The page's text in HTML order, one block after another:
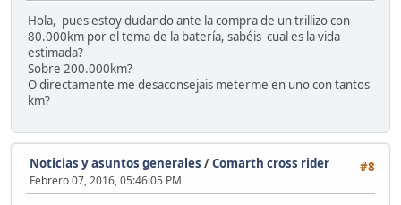
Hola, pues estoy dudando ante la compra de un trillizo con
80.000km por el tema de la batería, sabéis cual es la vida
estimada?
Sobre 200.000km?
O directamente me desaconsejais meterme en uno con tantos
km?
#8
Noticias y asuntos generales /Comarth cross rider
Febrero 07, 2016, 05:46:05 PM